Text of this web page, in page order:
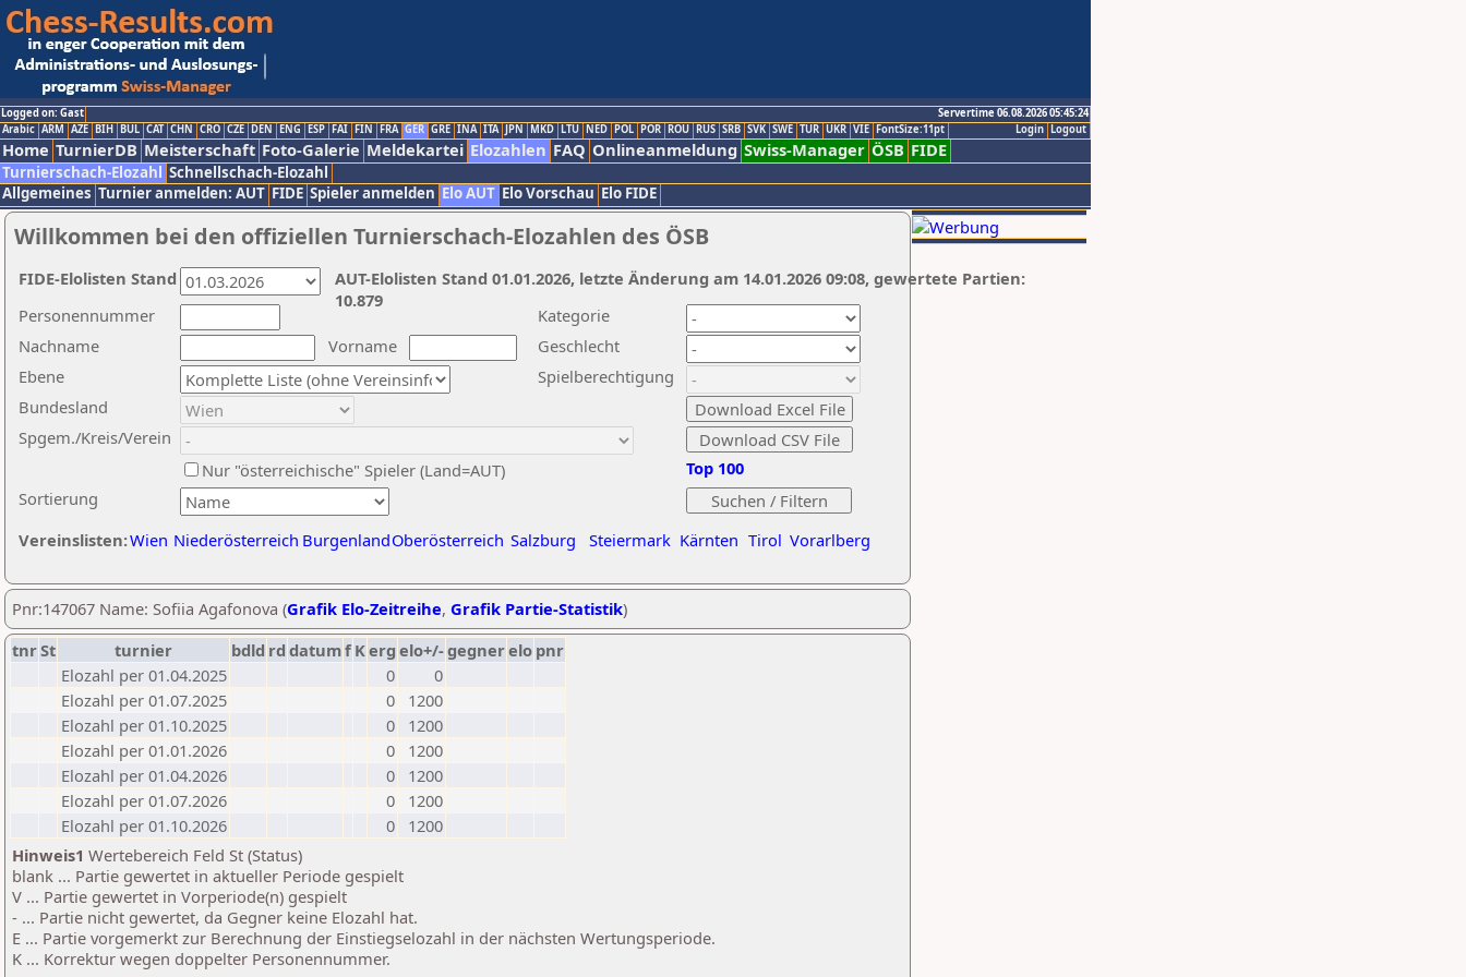
Logged on: Gast
Servertime 06.08.2026 05:45:24
Logout
Login
Arabic ARM AZE BIH BUL CAT CHN CRO CZE DEN ENG ESP FAI FIN FRA GER GRE INA ITA JPN MKD LTU NED POL POR ROU RUS SRB SVK SWE TUR UKR VIE FontSize:11pt
Home TurnierDB Meisterschaft Foto-Galerie Meldekartei Elozahlen FAQ Onlineanmeldung Swiss-Manager ÖSB FIDE
Turnierschach-Elozahl Schnellschach-Elozahl
Allgemeines Turnier anmelden: AUT FIDE Spieler anmelden Elo AUT Elo Vorschau Elo FIDE
Willkommen bei den offiziellen Turnierschach-Elozahlen des ÖSB
Nachname
Vorname
Ebene
Kategorie
Sortierung
Personennummer
Bundesland
Spgem./Kreis/Verein
Geschlecht
Nur "österreichische" Spieler (Land=AUT)
Spielberechtigung
Vereinslisten:Wien Niederösterreich BurgenlandOberösterreich Salzburg Steiermark Kärnten Tirol Vorarlberg
Top 100
AUT-Elolisten Stand 01.01.2026, letzte Änderung am 14.01.2026 09:08, gewertete Partien:
10.879
FIDE-Elolisten Stand
Pnr:147067 Name: Sofiia Agafonova (Grafik Elo-Zeitreihe, Grafik Partie-Statistik)
tnrSt turnier bdld rd datumf Kerg elo+/-gegnerelo pnr
Elozahl per 01.04.2025
0
0
Elozahl per 01.07.2025
0
1200
Elozahl per 01.10.2025
0
1200
Elozahl per 01.01.2026
0
1200
Elozahl per 01.04.2026
0
1200
Elozahl per 01.07.2026
0
1200
Elozahl per 01.10.2026
0
1200
Hinweis1 Wertebereich Feld St (Status)
blank ... Partie gewertet in aktueller Periode gespielt
V ... Partie gewertet in Vorperiode(n) gespielt
- ... Partie nicht gewertet, da Gegner keine Elozahl hat.
E ... Partie vorgemerkt zur Berechnung der Einstiegselozahl in der nächsten Wertungsperiode.
K ... Korrektur wegen doppelter Personennummer.